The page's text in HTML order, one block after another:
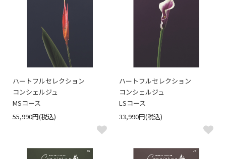
ハートフルセレクション
コンシェルジュ
MSコース
55,990円(税込)
ハートフルセレクション
コンシェルジュ
LSコース
33,990円(税込)